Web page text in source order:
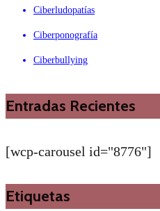
Ciberludopatías
Ciberponografía
Ciberbullying
Entradas Recientes
[wcp-carousel id="8776"]
Etiquetas